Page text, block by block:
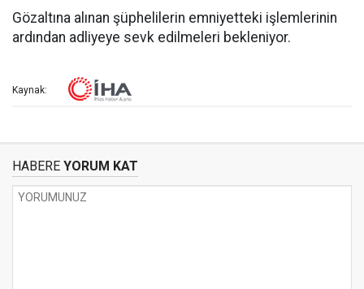
Gözaltına alınan şüphelilerin emniyetteki işlemlerinin
ardından adliyeye sevk edilmeleri bekleniyor.
Kaynak:
HABERE YORUM KAT